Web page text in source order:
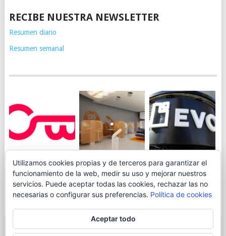
RECIBE NUESTRA NEWSLETTER
Resumen diario
Resumen semanal
JUEGA AL
CANICÓDROMO
DIGITAL DE
OPENBANK
ING TOCA SUELO EN
LA RENTABILIDAD
DE SU CUENTA
NARANJA: 0,01% TAE
EVO BANK
PERMITIRÁ
INGRESAR DINERO
DESDE LAS OFICINAS
© 2026BLOGAHORRO.
Utilizamos cookies propias y de terceros para garantizar el
funcionamiento de la web, medir su uso y mejorar nuestros
servicios. Puede aceptar todas las cookies, rechazar las no
necesarias o configurar sus preferencias. Política de cookies
Aceptar todo